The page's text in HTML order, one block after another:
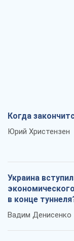
Когда
Юрий Христензен
Украина
в конце
Вадим Денисенко